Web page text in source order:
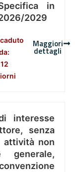
in
2029
12
Maggiori
dettagli
interesse
senza
attività non
generale,